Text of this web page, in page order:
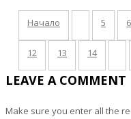
Начало 5 6
12 13 14
LEAVE A COMMENT
Make sure you enter all the